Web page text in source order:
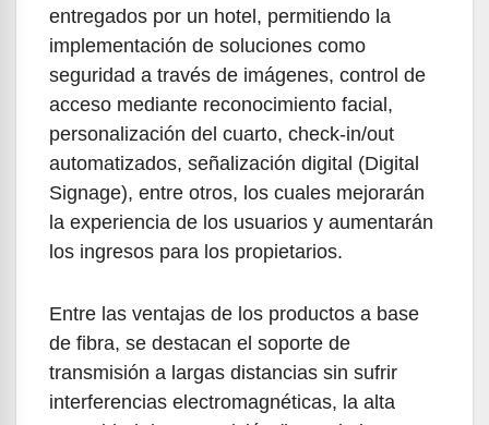
entregados por un hotel, permitiendo la
implementación de soluciones como
seguridad a través de imágenes, control de
acceso mediante reconocimiento facial,
personalización del cuarto, check-in/out
automatizados, señalización digital (Digital
Signage), entre otros, los cuales mejorarán
la experiencia de los usuarios y aumentarán
los ingresos para los propietarios.
Entre las ventajas de los productos a base
de fibra, se destacan el soporte de
transmisión a largas distancias sin sufrir
interferencias electromagnéticas, la alta